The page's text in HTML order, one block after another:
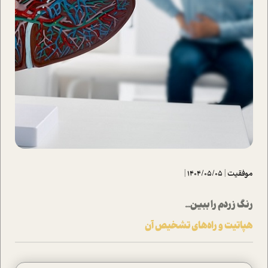
موفقیت|
1404/05/05
|
رنگ زردم را ببین...
هپاتیت و راه‌های تشخیص آن